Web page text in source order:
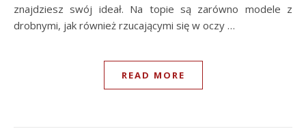
znajdziesz swój ideał. Na topie są zarówno modele z
drobnymi, jak również rzucającymi się w oczy …
READ MORE